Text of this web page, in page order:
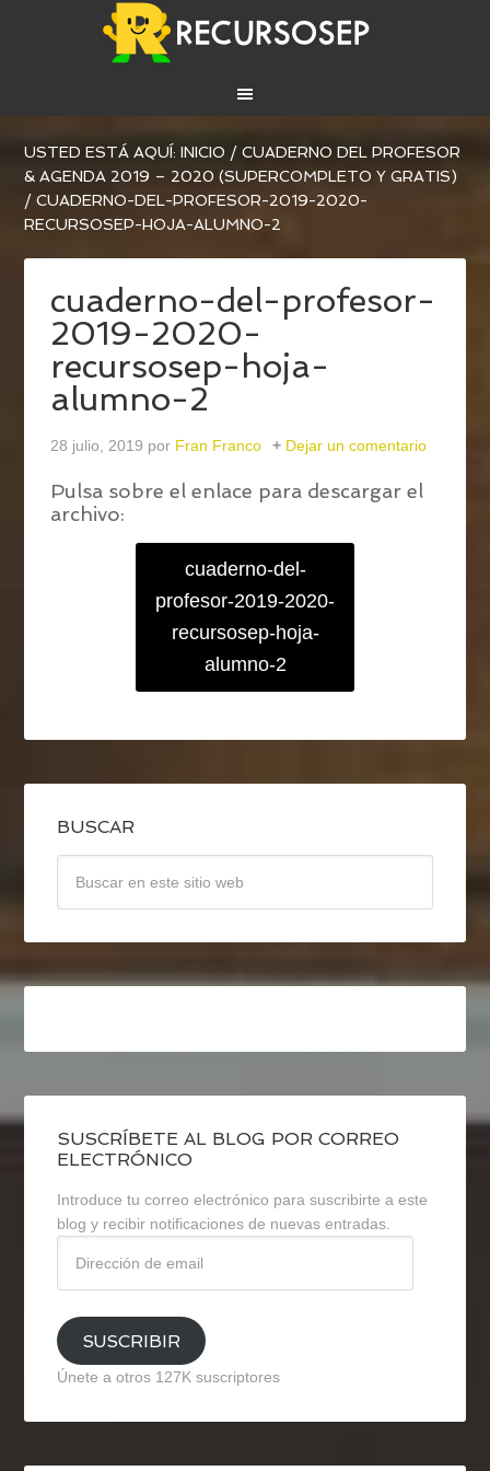
USTED ESTÁ AQUÍ:INICIO / CUADERNO DEL PROFESOR
& AGENDA 2019 – 2020 (SUPERCOMPLETO Y GRATIS)
/ CUADERNO-DEL-PROFESOR-2019-2020-
RECURSOSEP-HOJA-ALUMNO-2
cuaderno-del-profesor-
2019-2020-
recursosep-hoja-
alumno-2
28 julio, 2019 por Fran Franco Dejar un comentario
Pulsa sobre el enlace para descargar el
archivo:
cuaderno-del-
profesor-2019-2020-
recursosep-hoja-
alumno-2
BUSCAR
SUSCRÍBETE AL BLOG POR CORREO
ELECTRÓNICO
Introduce tu correo electrónico para suscribirte a este
blog y recibir notificaciones de nuevas entradas.
email
SUSCRIBIR
Únete a otros 127K suscriptores